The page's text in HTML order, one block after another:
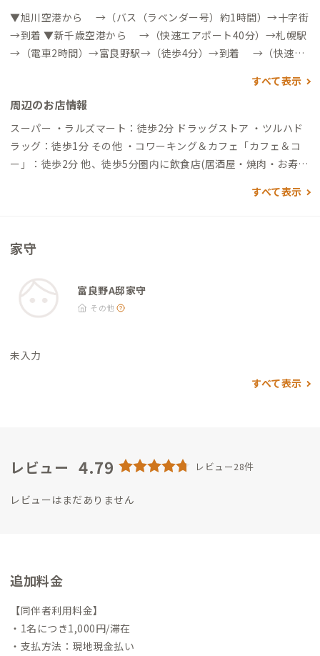
▼旭川空港から →（バス（ラベンダー号）約1時間）→十字街
→到着 ▼新千歳空港から →（快速エアポート40分）→札幌駅
→（電車2時間）→富良野駅→（徒歩4分）→到着 →（快速エ
すべて表示
周辺のお店情報
スーパー ・ラルズマート：徒歩2分 ドラッグストア ・ツルハド
ラッグ：徒歩1分 その他 ・コワーキング＆カフェ「カフェ＆コ
ー」：徒歩2分 他、徒歩5分圏内に飲食店(居酒屋・焼肉・お寿
すべて表示
家守
富良野A邸家守
その他
未入力
すべて表示
レビュー 4.79 レビュー28件
レビューはまだありません
追加料金
【同伴者利用料金】
・1名につき1,000円/滞在
・支払方法：現地現金払い